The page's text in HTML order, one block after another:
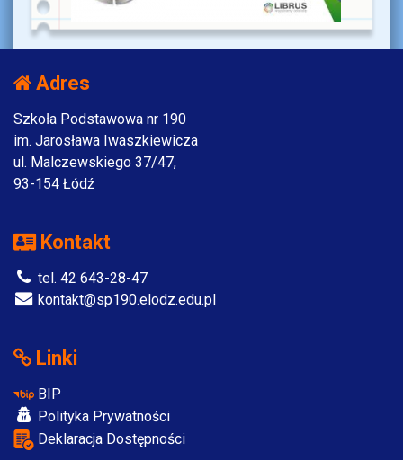
Adres
Szkoła Podstawowa nr 190
im. Jarosława Iwaszkiewicza
ul. Malczewskiego 37/47,
93-154 Łódź
Kontakt
tel. 42 643-28-47
kontakt@sp190.elodz.edu.pl
Linki
BIP
Polityka Prywatności
Deklaracja Dostępności